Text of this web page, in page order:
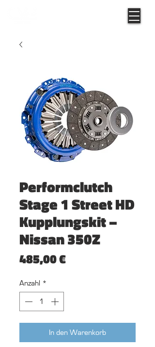
Performclutch
Stage 1 Street HD
Kupplungskit –
Nissan 350Z
485,00 €Preis
Anzahl *
In den Warenkorb